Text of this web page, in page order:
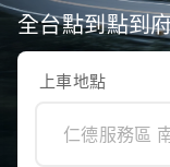
全台點到點到
上車地點